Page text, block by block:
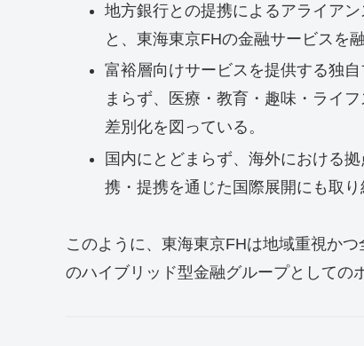
地方銀行との提携によるアライア
と、東海東京FHの金融サービスを
富裕層向けサービスを提供する独
まらず、医療・教育・趣味・ライ
差別化を図っている。
国内にとどまらず、海外における
携・提携を通じた国際展開にも取り
このように、東海東京FHは地域重視か
のハイブリッド型金融グループとしての